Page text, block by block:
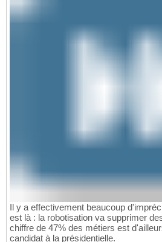
Il y a effectivement beaucoup
est là : la robotisation va supprimer
chiffre de 47% des métiers est
candidat à la présidentielle.